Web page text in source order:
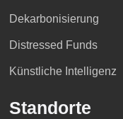
Dekarbonisierung
Distressed Funds
Künstliche Intelligenz
Standorte